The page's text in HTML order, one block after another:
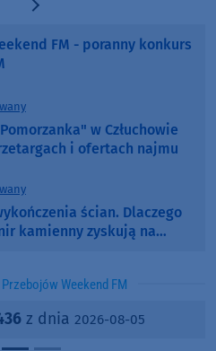
Poprzednia strona
Następna strona
FM - poranny konkurs
w Człuchowie
i ofertach najmu
ścian. Dlaczego
kamienny zyskują na
Weekend FM
z dnia 2026-08-05